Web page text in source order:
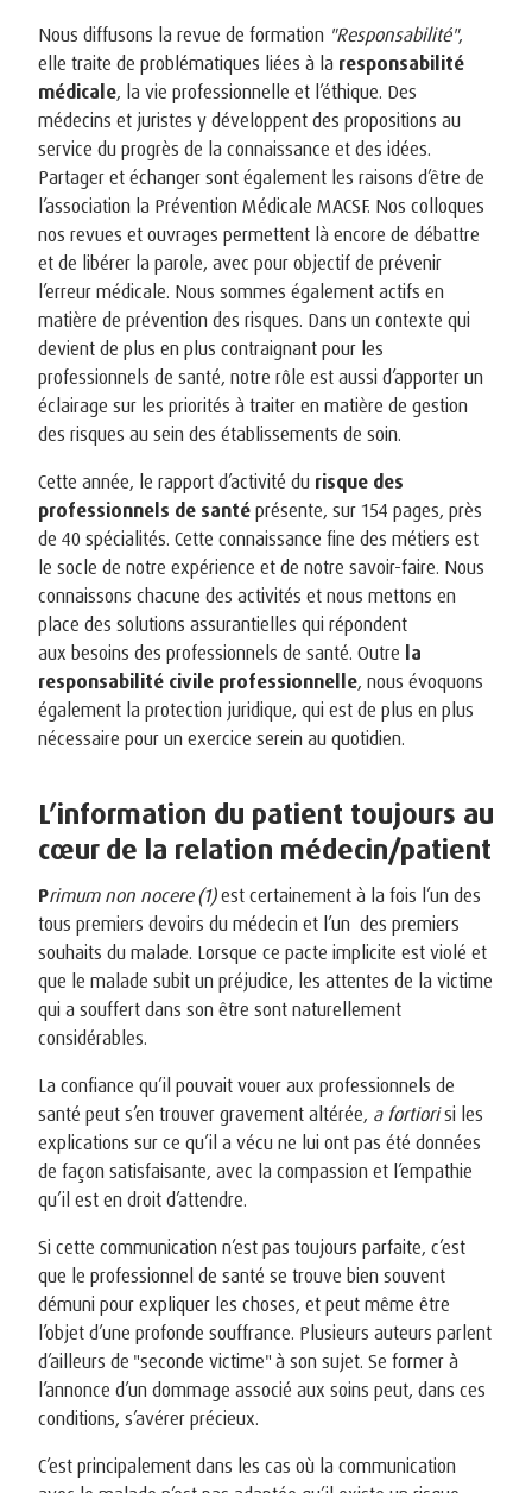
Nous diffusons la revue de formation "Responsabilité",
elle traite de problématiques liées à la responsabilité
médicale, la vie professionnelle et l’éthique. Des
médecins et juristes y développent des propositions au
service du progrès de la connaissance et des idées.
Partager et échanger sont également les raisons d’être de
l’association la Prévention Médicale MACSF. Nos colloques
nos revues et ouvrages permettent là encore de débattre
et de libérer la parole, avec pour objectif de prévenir
l’erreur médicale. Nous sommes également actifs en
matière de prévention des risques. Dans un contexte qui
devient de plus en plus contraignant pour les
professionnels de santé, notre rôle est aussi d’apporter un
éclairage sur les priorités à traiter en matière de gestion
des risques au sein des établissements de soin.
Cette année, le rapport d’activité du risque des
professionnels de santé présente, sur 154 pages, près
de 40 spécialités. Cette connaissance fine des métiers est
le socle de notre expérience et de notre savoir-faire. Nous
connaissons chacune des activités et nous mettons en
place des solutions assurantielles qui répondent
aux besoins des professionnels de santé. Outre la
responsabilité civile professionnelle, nous évoquons
également la protection juridique, qui est de plus en plus
nécessaire pour un exercice serein au quotidien.
L’information du patient toujours au
cœur de la relation médecin/patient
Primum non nocere (1) est certainement à la fois l’un des
tous premiers devoirs du médecin et l’un des premiers
souhaits du malade. Lorsque ce pacte implicite est violé et
que le malade subit un préjudice, les attentes de la victime
qui a souffert dans son être sont naturellement
considérables.
La confiance qu’il pouvait vouer aux professionnels de
santé peut s’en trouver gravement altérée, a fortiorisi les
explications sur ce qu’il a vécu ne lui ont pas été données
de façon satisfaisante, avec la compassion et l’empathie
qu’il est en droit d’attendre.
Si cette communication n’est pas toujours parfaite, c’est
que le professionnel de santé se trouve bien souvent
démuni pour expliquer les choses, et peut même être
l’objet d’une profonde souffrance. Plusieurs auteurs parlent
d’ailleurs de "seconde victime" à son sujet. Se former à
l’annonce d’un dommage associé aux soins peut, dans ces
conditions, s’avérer précieux.
C’est principalement dans les cas où la communication